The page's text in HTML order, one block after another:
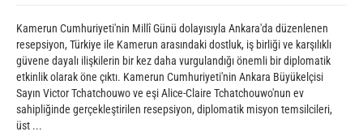
Kamerun Cumhuriyeti'nin Millî Günü dolayısıyla Ankara'da düzenlenen
resepsiyon, Türkiye ile Kamerun arasındaki dostluk, iş birliği ve karşılıklı
güvene dayalı ilişkilerin bir kez daha vurgulandığı önemli bir diplomatik
etkinlik olarak öne çıktı. Kamerun Cumhuriyeti'nin Ankara Büyükelçisi
Sayın Victor Tchatchouwo ve eşi Alice-Claire Tchatchouwo'nun ev
sahipliğinde gerçekleştirilen resepsiyon, diplomatik misyon temsilcileri,
üst ...